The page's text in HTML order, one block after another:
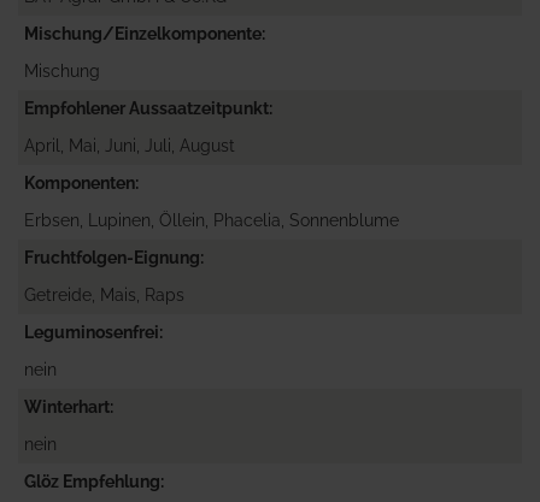
Mischung/Einzelkomponente
Mischung
Empfohlener Aussaatzeitpunkt
April, Mai, Juni, Juli, August
Komponenten
Erbsen, Lupinen, Öllein, Phacelia, Sonnenblume
Fruchtfolgen-Eignung
Getreide, Mais, Raps
Leguminosenfrei
nein
Winterhart
nein
Glöz Empfehlung